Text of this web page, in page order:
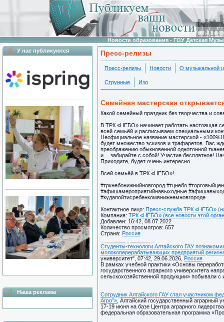
Новости образования - ГОУ Детская
У нас публикуются
Наша реклама
Пресс-релизы
Пресс-релизы Новости О музыкальной
Струнные Изо
Семейная мастерская
Какой семейный праздник без творчества и
В ТРК «НЕБО» начинает работать настоящая
всей семьёй и расписываем специальными
Неофициальное название мастерской -
будет множество эскизов и трафаретов. Вас
преображению обыкновенной однотонной
и… забирайте с собой! Участие бесплатное!
Приходите, будет очень интересно.
Всей семьёй в ТРК «НЕБО»!
#тркнебонижнийновгород #тцнебо
#афишамероприятийнавыходные
#кудапойтисребенкомвнижнемновгороде
Контактное лицо: Пресс-служба ТРК «НЕБО»
Компания: ТРК «НЕБО» (все новости этой
Добавлен: 16:42, 08.07.2022
Количество просмотров: 657
Страна: Россия
Студенты-технологи Алтайского ГАУ
молокоперерабатывающих предприятий
университет", 07:42, 29.06.2026, Россия
В рамках учебной практики «Основы
государственного аграрного университета
сельскохозяйственной продукции» побывали
Сотрудник Алтайского ГАУ стал участником
Агро”» , Алтайский государственный аграрный
17-19 июня на базе Центра аграрного
федеральная образовательная программа